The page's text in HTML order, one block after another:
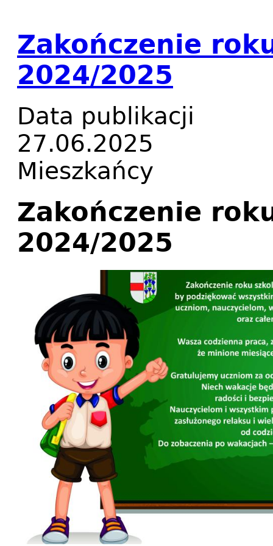
Zakończenie
2024/2025
Data publikacji
27.06.2025
Mieszkańcy
Zakończenie
2024/2025